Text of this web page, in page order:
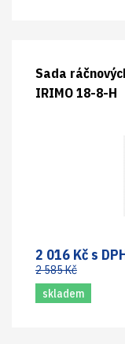
Sada
IRIMO 18-8-H
2 016 Kč s
2 585 Kč
skladem